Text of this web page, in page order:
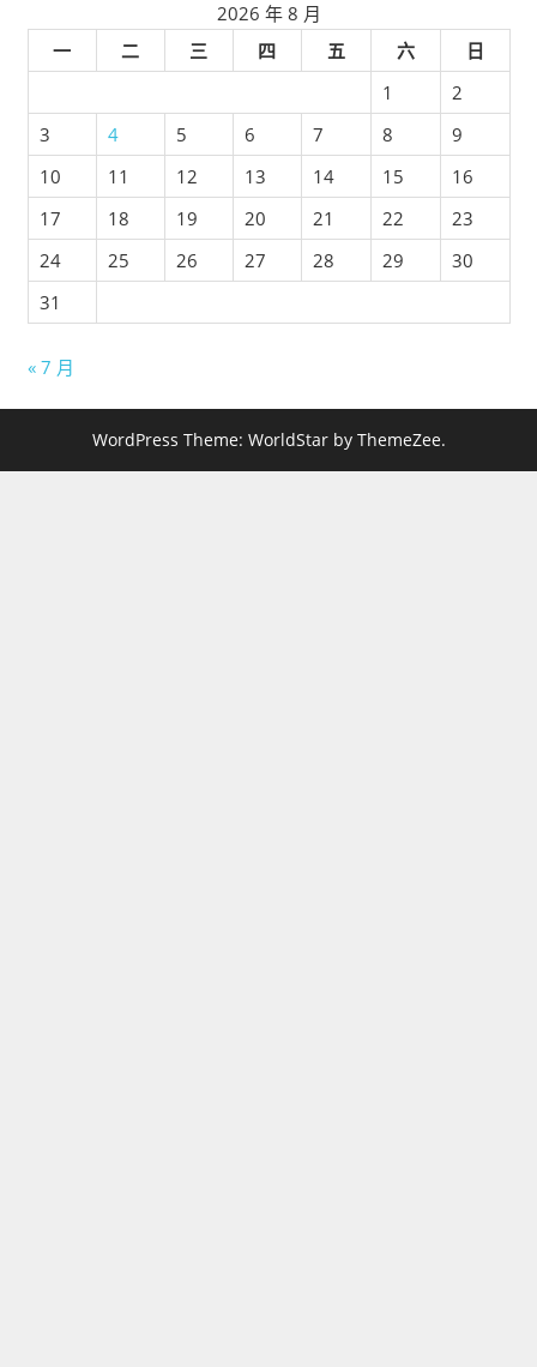
2026 年 8 月
一
二 三 四 五 六
日
1
2
3
4 5 6 7 8
9
10
11 12 13 14 15
16
17
18 19 20 21 22
23
24
25 26 27 28 29
30
31
« 7 月
WordPress Theme: WorldStar by ThemeZee.